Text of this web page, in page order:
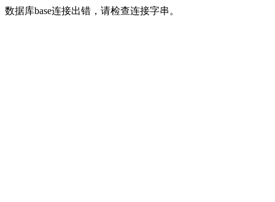
数据库base连接出错，请检查连接字串。